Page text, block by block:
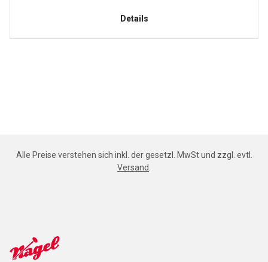
Details
Alle Preise verstehen sich inkl. der gesetzl. MwSt und zzgl. evtl.
Versand